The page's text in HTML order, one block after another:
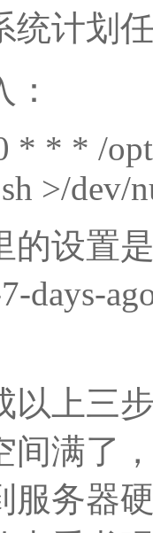
统计划
* * * /
>/dev/
的设置
days-
以上三
间满了
服务器